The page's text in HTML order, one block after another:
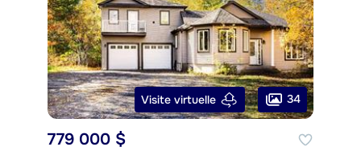
Visite virtuelle 34
779 000 $